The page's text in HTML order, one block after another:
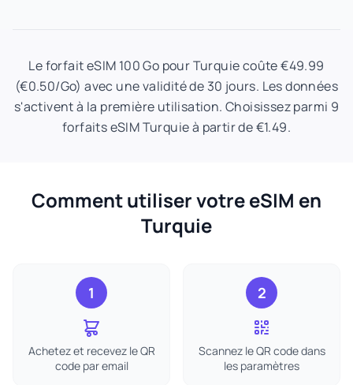
Le forfait eSIM 100 Go pour Turquie coûte €49.99
(€0.50/Go) avec une validité de 30 jours. Les données
s'activent à la première utilisation. Choisissez parmi 9
forfaits eSIM Turquie à partir de €1.49.
Comment utiliser votre eSIM en
Turquie
1
Achetez et recevez le QR
code par email
2
Scannez le QR code dans
les paramètres